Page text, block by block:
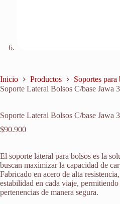
Inicio Productos
Soportes para
Soporte Lateral Bolsos C/base Jawa
Soporte Lateral Bolsos C/base Jawa
$90.900
El soporte lateral para bolsos es la
buscan maximizar la capacidad de
Fabricado en acero de alta
estabilidad en cada viaje,
pertenencias de manera segura.